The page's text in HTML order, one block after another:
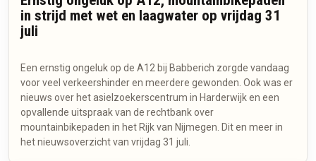
in strijd met wet en laagwater op vrijdag 31
juli
Een ernstig ongeluk op de A12 bij Babberich zorgde vandaag
voor veel verkeershinder en meerdere gewonden. Ook was er
nieuws over het asielzoekerscentrum in Harderwijk en een
opvallende uitspraak van de rechtbank over
mountainbikepaden in het Rijk van Nijmegen. Dit en meer in
het nieuwsoverzicht van vrijdag 31 juli.